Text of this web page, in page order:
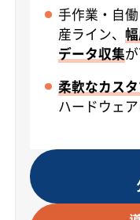
手作業・自
産ライン、
データ収集
柔軟なカス
ハードウェア